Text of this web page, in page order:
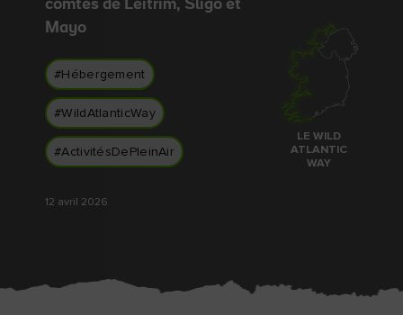
J'aime J'aime
comtés de Leitrim, Sligo et
Mayo
#Hébergement
#WildAtlanticWay
#ActivitésDePleinAir
12 avril 2026
LE WILD
ATLANTIC
WAY